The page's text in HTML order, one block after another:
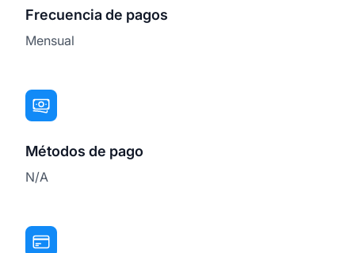
Frecuencia de pagos
Mensual
Métodos de pago
N/A